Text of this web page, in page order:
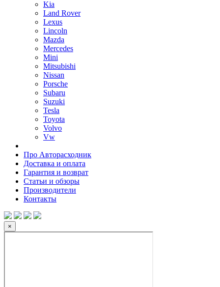
Kia
Land Rover
Lexus
Lincoln
Mazda
Mercedes
Mini
Mitsubishi
Nissan
Porsche
Subaru
Suzuki
Tesla
Toyota
Volvo
Vw
Про Авторасходник
Доставка и оплата
Гарантия и возврат
Статьи и обзоры
Производители
Контакты
×